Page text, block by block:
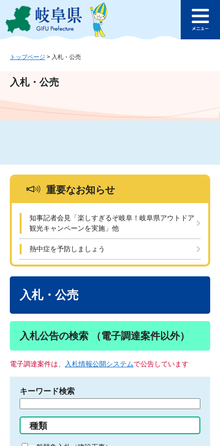
ジ
ュ
文
このページの本文へ
ュ
トップページ > 入札・公売
入札・公売
重要なお知らせ
知事記者会見「楽しすぎるぞ岐阜！岐阜県アウトドア
観光キャンペーンを実施」他
熱中症を予防しましょう
入札・公売
入札公告の検索 （電子調達案件以外）
電子調達案件は、 入札情報公開システムで公告しています
キーワード検索
る
種類